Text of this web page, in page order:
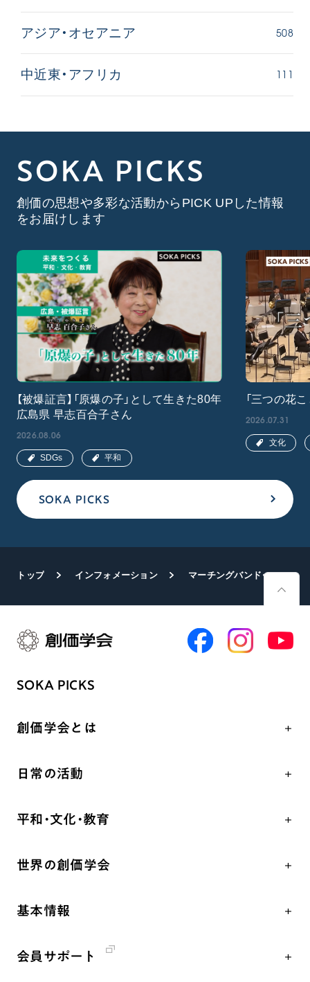
アジア・オセアニア 508
中近東・アフリカ 111
SOKA PICKS
創価の思想や多彩な活動からPICK UPした情報
をお届けします
SOKA PICKS
【被爆証言】「原爆の子」として生きた80年
広島県 早志百合子さん
2026.08.06
SDGs 平和
「三つの花
2026.07.31
文化
トップ インフォメーション マーチングバンド・バトントワーリング愛知県大会を2団体が突破
SOKA PICKS
創価学会とは
祈り
聖典
釈尊～法華経
創価学会の三代会長
日常の活動
座談会
仏法を語る
年間の活動について
平和・文化・教育
「人権文化」「ジェンダー平等」を促進
人道支援
世界の創価学会
基本情報
会員サポート